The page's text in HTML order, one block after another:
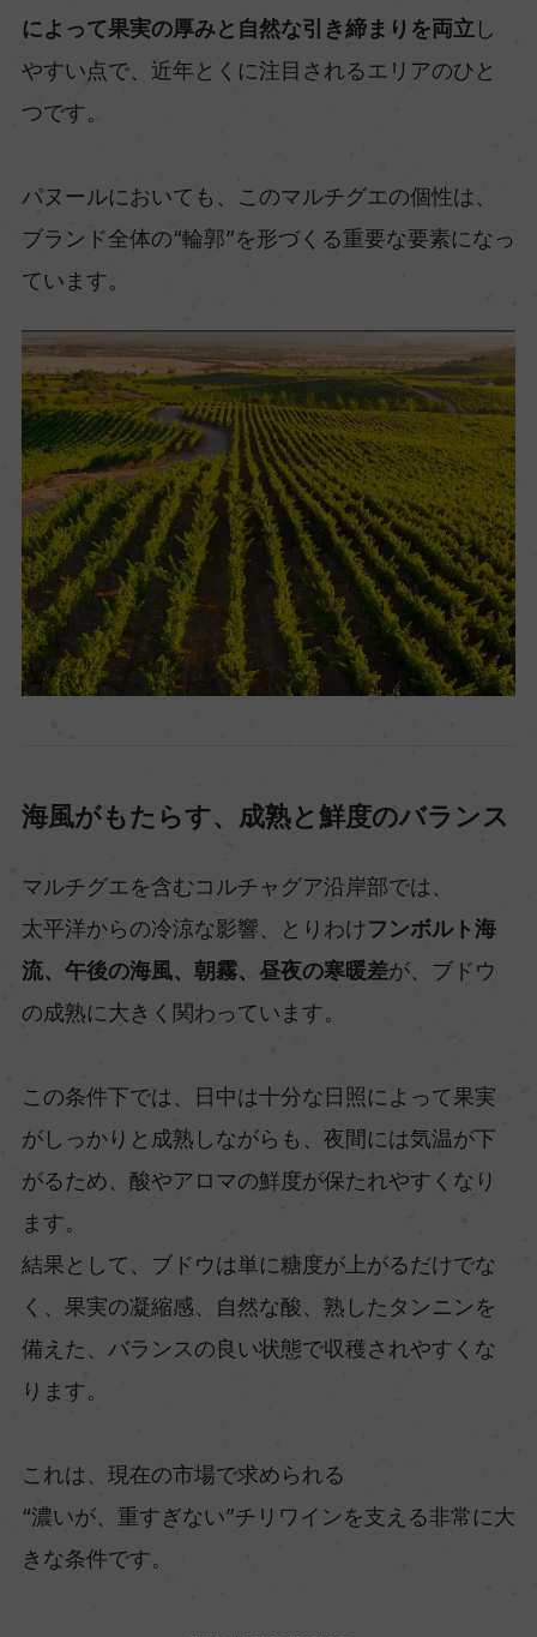
によって果実の厚みと自然な引き締まりを両立 し
やすい点で、近年とくに注目されるエリアのひと
つです。
パヌールにおいても、このマルチグエの個性は、
ブランド全体の“輪郭”を形づくる重要な要素になっ
ています。
海風がもたらす、成熟と鮮度のバランス
マルチグエを含むコルチャグア沿岸部では、
太平洋からの冷涼な影響、とりわけフンボルト海
流、午後の海風、朝霧、昼夜の寒暖差が、ブドウ
の成熟に大きく関わっています。
この条件下では、日中は十分な日照によって果実
がしっかりと成熟しながらも、夜間には気温が下
がるため、酸やアロマの鮮度が保たれやすくなり
ます。
結果として、ブドウは単に糖度が上がるだけでな
く、果実の凝縮感、自然な酸、熟したタンニンを
備えた、バランスの良い状態で収穫されやすくな
ります。
これは、現在の市場で求められる
“濃いが、重すぎない”チリワインを支える非常に大
きな条件です。